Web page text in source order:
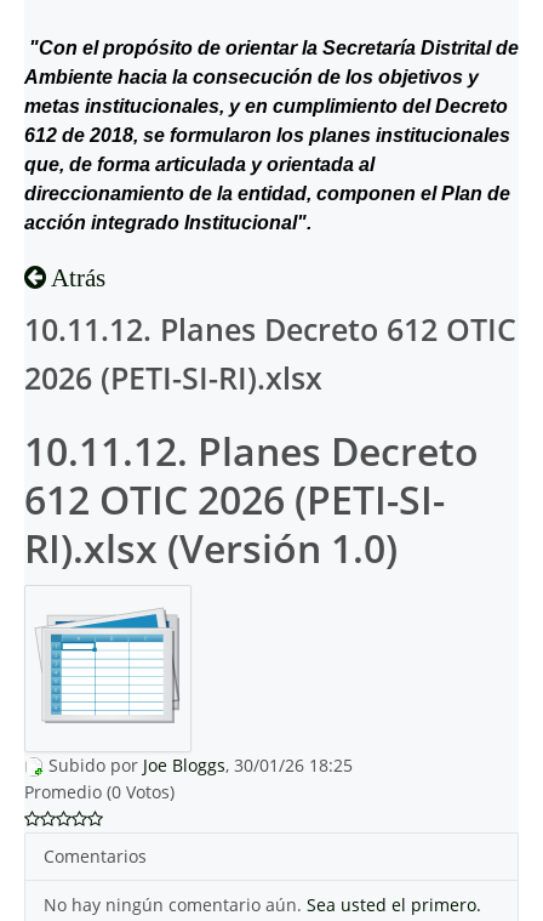
"Con el propósito de orientar la Secretaría Distrital de
Ambiente hacia la consecución de los objetivos y
metas institucionales, y en cumplimiento del Decreto
612 de 2018, se formularon los planes institucionales
que, de forma articulada y orientada al
direccionamiento de la entidad, componen el Plan de
acción integrado Institucional".
Atrás
10.11.12. Planes Decreto 612 OTIC
2026 (PETI-SI-RI).xlsx
10.11.12. Planes Decreto
612 OTIC 2026 (PETI-SI-
RI).xlsx (Versión 1.0)
Subido por Joe Bloggs, 30/01/26 18:25
Promedio (0 Votos)
Comentarios
No hay ningún comentario aún. Sea usted el primero.